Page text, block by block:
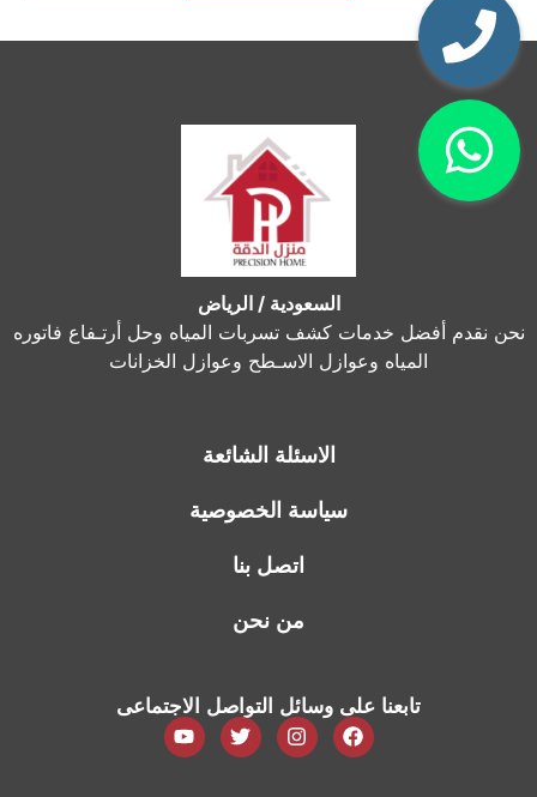
السعودية / الرياض
نحن نقدم أفضل خدمات كشف تسربات المياه وحل أرتـفاع فاتوره
المياه وعوازل الاسـطح وعوازل الخزانات
الاسئلة الشائعة
سياسة الخصوصية
اتصل بنا
من نحن
تابعنا على وسائل التواصل الاجتماعى